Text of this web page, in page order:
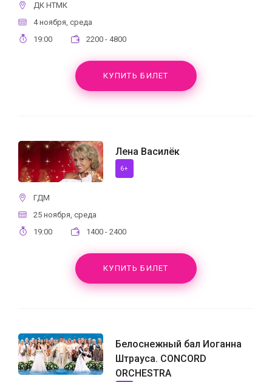
ДК НТМК
4 ноября, среда
19:00
2200 - 4800
КУПИТЬ БИЛЕТ
Лена Василёк
6+
ГДМ
25 ноября, среда
19:00
1400 - 2400
КУПИТЬ БИЛЕТ
Белоснежный бал Иоганна
Штрауса. CONCORD
ORCHESTRA